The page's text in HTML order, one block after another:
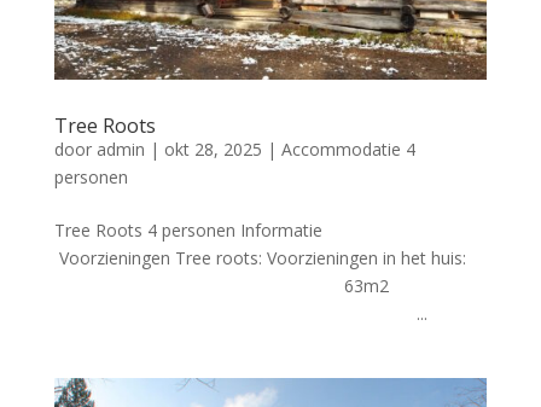
Tree Roots
door admin | okt 28, 2025 | Accommodatie 4
personen
Tree Roots 4 personen Informatie
Voorzieningen Tree roots: Voorzieningen in het huis:
63m2
...